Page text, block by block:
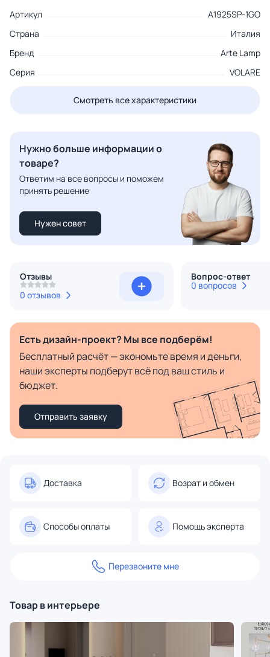
Артикул
A1925SP-1GO
Страна
Италия
Бренд
Arte Lamp
Серия
VOLARE
Смотреть все характеристики
Нужно больше информации о
товаре?
Ответим на все вопросы и поможем
принять решение
Нужен совет
Отзывы
0 отзывов
Вопрос-ответ
0 вопросов
Есть дизайн-проект? Мы все подберём!
Бесплатный расчёт — экономьте время и деньги,
наши эксперты подберут всё под ваш стиль и
бюджет.
Отправить заявку
Доставка Возрат и обмен
Способы оплаты Помощь эксперта
Перезвоните мне
Товар в интерьере